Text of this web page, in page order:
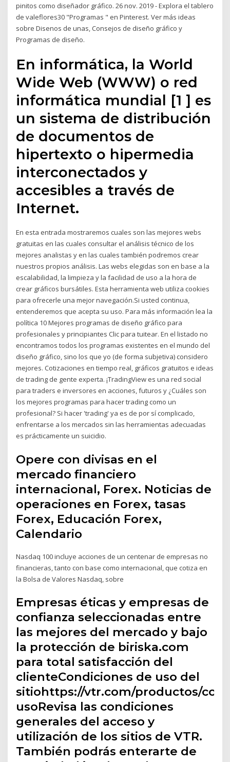
pinitos como diseñador gráfico. 26 nov. 2019 - Explora el tablero
de valeflores30 "Programas ️" en Pinterest. Ver más ideas
sobre Disenos de unas, Consejos de diseño gráfico y
Programas de diseño.
En informática, la World
Wide Web (WWW) o red
informática mundial [1 ] es
un sistema de distribución
de documentos de
hipertexto o hipermedia
interconectados y
accesibles a través de
Internet.
En esta entrada mostraremos cuales son las mejores webs
gratuitas en las cuales consultar el análisis técnico de los
mejores analistas y en las cuales también podremos crear
nuestros propios análisis. Las webs elegidas son en base a la
escalabilidad, la limpieza y la facilidad de uso a la hora de
crear gráficos bursátiles. Esta herramienta web utiliza cookies
para ofrecerle una mejor navegación.Si usted continua,
entenderemos que acepta su uso. Para más información lea la
política 10 Mejores programas de diseño gráfico para
profesionales y principiantes Clic para tuitear. En el listado no
encontramos todos los programas existentes en el mundo del
diseño gráfico, sino los que yo (de forma subjetiva) considero
mejores. Cotizaciones en tiempo real, gráficos gratuitos e ideas
de trading de gente experta. ¡TradingView es una red social
para traders e inversores en acciones, futuros y ¿Cuáles son
los mejores programas para hacer trading como un
profesional? Si hacer 'trading' ya es de por sí complicado,
enfrentarse a los mercados sin las herramientas adecuadas
es prácticamente un suicidio.
Opere con divisas en el
mercado financiero
internacional, Forex. Noticias de
operaciones en Forex, tasas
Forex, Educación Forex,
Calendario
Nasdaq 100 incluye acciones de un centenar de empresas no
financieras, tanto con base como internacional, que cotiza en
la Bolsa de Valores Nasdaq, sobre
Empresas éticas y empresas de
confianza seleccionadas entre
las mejores del mercado y bajo
la protección de biriska.com
para total satisfacción del
clienteCondiciones de uso del
sitiohttps://vtr.com/productos/
usoRevisa las condiciones
generales del acceso y
utilización de los sitios de VTR.
También podrás enterarte de